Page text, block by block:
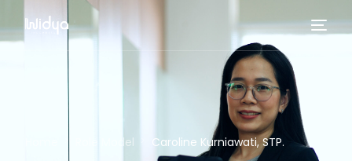
Role Model Caroline Kurniawati, STP.